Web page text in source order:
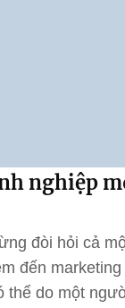
nghiệp
đòi hỏi cả
đến
thể do một